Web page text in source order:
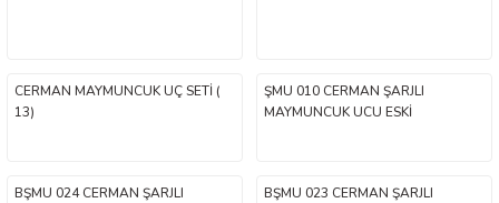
CERMAN MAYMUNCUK UÇ SETİ (
13)
ŞMU 010 CERMAN ŞARJLI
MAYMUNCUK UCU ESKİ
BŞMU 024 CERMAN ŞARJLI
BŞMU 023 CERMAN ŞARJLI